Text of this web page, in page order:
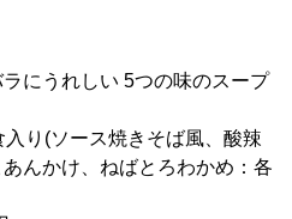
しい 5つの味のスープ
ス焼きそば風、酸辣
んかけ、ねばとろわかめ：各